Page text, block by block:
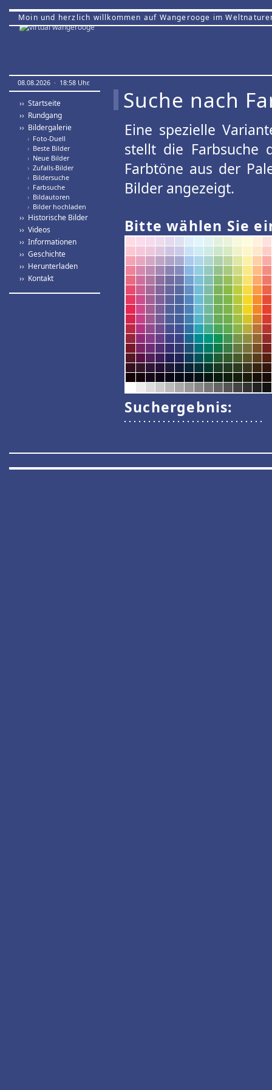
Moin und herzlich willkommen auf Wangerooge im
08.08.2026 · 18:58 Uhr.
›› Startseite
›› Rundgang
›› Bildergalerie
› Foto-Duell
› Beste Bilder
› Neue Bilder
› Zufalls-Bilder
› Bildersuche
› Farbsuche
› Bildautoren
› Bilder hochladen
›› Historische Bilder
›› Videos
›› Informationen
›› Geschichte
›› Herunterladen
›› Kontakt
Suche nach
Eine spezielle
stellt die Farbsuche
Farbtöne aus der
Bilder angezeigt.
Bitte wählen Sie
Suchergebnis: